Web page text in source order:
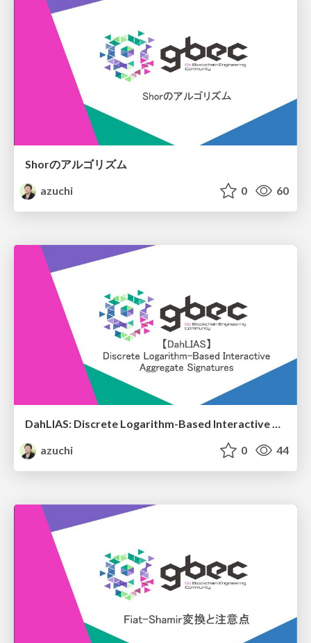
Shorのアルゴリズム
azuchi
0 60
DahLIAS: Discrete Logarithm-Based Interactive Aggregate Signatures
azuchi
0 44